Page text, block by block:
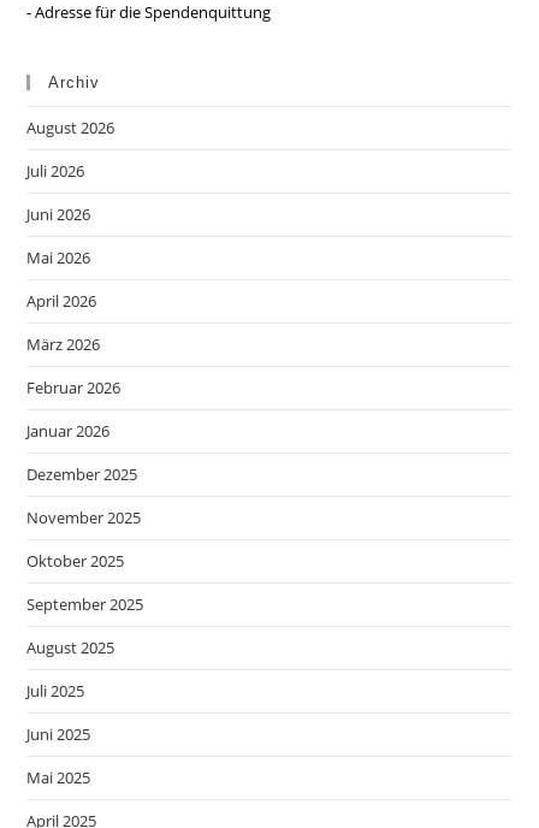
- Adresse für die Spendenquittung
Archiv
August 2026
Juli 2026
Juni 2026
Mai 2026
April 2026
März 2026
Februar 2026
Januar 2026
Dezember 2025
November 2025
Oktober 2025
September 2025
August 2025
Juli 2025
Juni 2025
Mai 2025
April 2025